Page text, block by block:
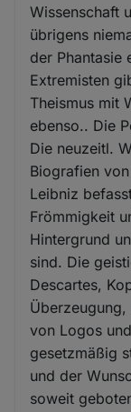
Wissenschaft
übrigens
der Phantasie
Extremisten
Theismus mit
ebenso.. Die
Die neuzeitl.
Biografien
Leibniz
Frömmigkeit
Hintergrund
sind. Die
Descartes,
von Logos
gesetzmäßig
und der
soweit